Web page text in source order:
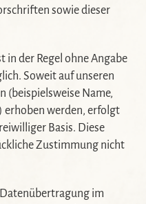
sowie dieser
in der Regel ohne Angabe
Soweit auf unseren
(beispielsweise Name,
erhoben werden, erfolgt
Basis. Diese
Zustimmung nicht
im